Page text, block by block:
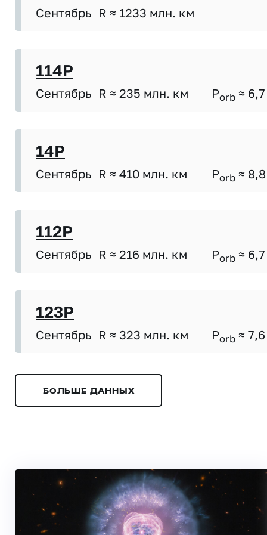
Сентябрь R ≈ 1233 млн. км
114P
Сентябрь R ≈ 235 млн. км Porb ≈ 6,7
14P
Сентябрь R ≈ 410 млн. км Porb ≈ 8,8
112P
Сентябрь R ≈ 216 млн. км Porb ≈ 6,7
123P
Сентябрь R ≈ 323 млн. км Porb ≈ 7,6
БОЛЬШЕ ДАННЫХ